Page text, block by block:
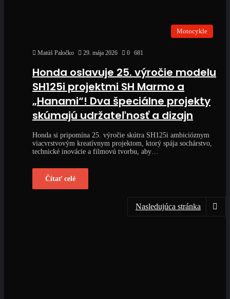
Motocykle
Matúš Paločko 29. mája 2026 0 681
Honda oslavuje 25. výročie modelu
SH125i projektmi SH Marmo a
„Hanami“! Dva špeciálne projekty
skúmajú udržateľnosť a dizajn
Honda si pripomína 25. výročie skútra SH125i ambicióznym
viacvrstvovým kreatívnym projektom, ktorý spája sochárstvo,
technické inovácie a filmovú tvorbu, aby…
Čítať celé
Nasledujúca stránka